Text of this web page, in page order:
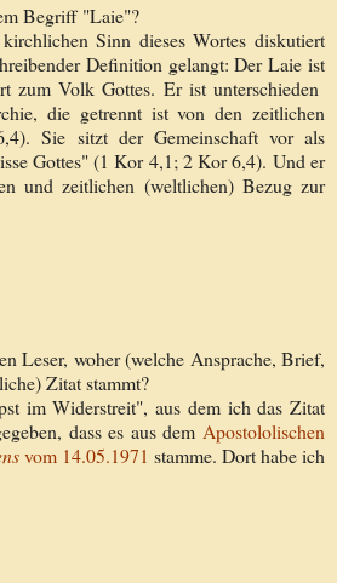
Begriff "Laie"?
Sinn dieses Wortes diskutiert
Definition gelangt: Der Laie ist
zum Volk Gottes. Er ist unterschieden
die getrennt ist von den zeitlichen
Sie sitzt der Gemeinschaft vor als
Gottes" (1 Kor 4,1; 2 Kor 6,4). Und er
und zeitlichen (weltlichen) Bezug zur
Leser, woher (welche Ansprache, Brief,
Zitat stammt?
im Widerstreit", aus dem ich das Zitat
dass es aus dem Apostololischen
vom 14.05.1971 stamme. Dort habe ich